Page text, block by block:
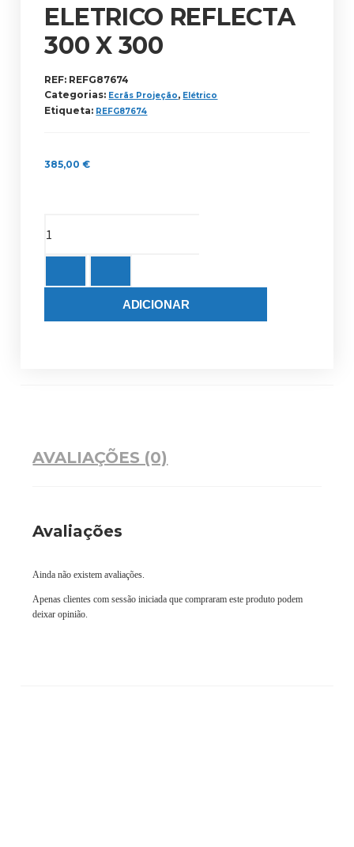
ELETRICO REFLECTA
300 X 300
REF: REFG87674
Categorias: Ecrãs Projeção, Elétrico
Etiqueta: REFG87674
385,00€
ADICIONAR
AVALIAÇÕES (0)
Avaliações
Ainda não existem avaliações.
Apenas clientes com sessão iniciada que compraram este produto podem
deixar opinião.